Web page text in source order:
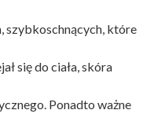
szybkoschnących, które
się do ciała, skóra
Ponadto ważne